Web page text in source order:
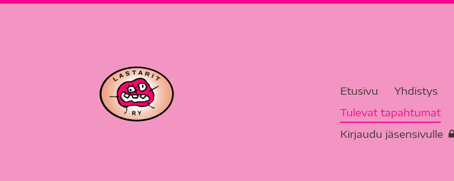
Lastarit ry Etusivu Yhdistys
Tulevat tapahtumat
Kirjaudu jäsensivulle